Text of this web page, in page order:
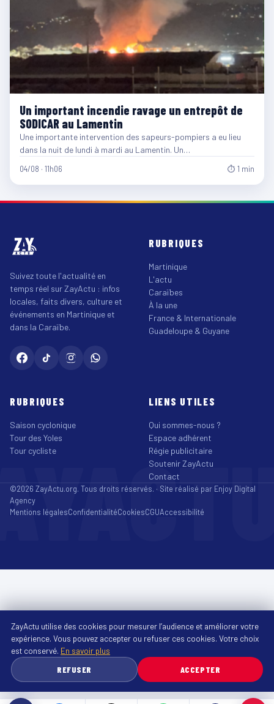
Un important incendie ravage un entrepôt de
SODICAR au Lamentin
Une importante intervention des sapeurs-pompiers a eu lieu
dans la nuit de lundi à mardi au Lamentin. Un…
04/08 · 11h06 ⏱ 1 min
Suivez toute l'actualité en
temps réel sur ZayActu : infos
locales, faits divers, culture et
événements en Martinique et
dans la Caraïbe.
RUBRIQUES
Martinique
L'actu
Caraïbes
À la une
France & Internationale
Guadeloupe & Guyane
RUBRIQUES
Saison cyclonique
Tour des Yoles
Tour cycliste
LIENS UTILES
Qui sommes-nous ?
Espace adhérent
Régie publicitaire
Soutenir ZayActu
Contact
©2026 ZayActu.org. Tous droits réservés. · Site réalisé par Enjoy Digital
Agency
Mentions légalesConfidentialitéCookiesCGUAccessibilité
ZayActu utilise des cookies pour mesurer l’audience et améliorer votre
expérience. Vous pouvez accepter ou refuser ces cookies. Votre choix
est conservé. En savoir plus
REFUSER
ACCEPTER